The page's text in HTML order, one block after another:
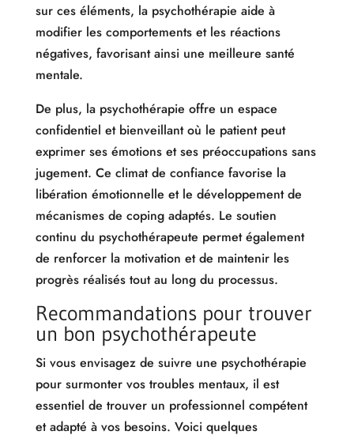
sur ces éléments, la psychothérapie aide à
modifier les comportements et les réactions
négatives, favorisant ainsi une meilleure santé
mentale.
De plus, la psychothérapie offre un espace
confidentiel et bienveillant où le patient peut
exprimer ses émotions et ses préoccupations sans
jugement. Ce climat de confiance favorise la
libération émotionnelle et le développement de
mécanismes de coping adaptés. Le soutien
continu du psychothérapeute permet également
de renforcer la motivation et de maintenir les
progrès réalisés tout au long du processus.
Recommandations pour trouver
un bon psychothérapeute
Si vous envisagez de suivre une psychothérapie
pour surmonter vos troubles mentaux, il est
essentiel de trouver un professionnel compétent
et adapté à vos besoins. Voici quelques